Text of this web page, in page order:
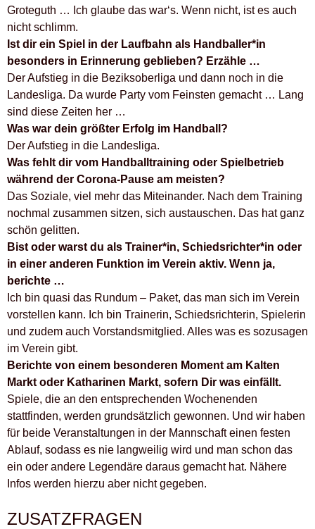
Groteguth … Ich glaube das war‘s. Wenn nicht, ist es auch
nicht schlimm.
Ist dir ein Spiel in der Laufbahn als Handballer*in
besonders in Erinnerung geblieben? Erzähle …
Der Aufstieg in die Beziksoberliga und dann noch in die
Landesliga. Da wurde Party vom Feinsten gemacht … Lang
sind diese Zeiten her …
Was war dein größter Erfolg im Handball?
Der Aufstieg in die Landesliga.
Was fehlt dir vom Handballtraining oder Spielbetrieb
während der Corona-Pause am meisten?
Das Soziale, viel mehr das Miteinander. Nach dem Training
nochmal zusammen sitzen, sich austauschen. Das hat ganz
schön gelitten.
Bist oder warst du als Trainer*in, Schiedsrichter*in oder
in einer anderen Funktion im Verein aktiv. Wenn ja,
berichte …
Ich bin quasi das Rundum – Paket, das man sich im Verein
vorstellen kann. Ich bin Trainerin, Schiedsrichterin, Spielerin
und zudem auch Vorstandsmitglied. Alles was es sozusagen
im Verein gibt.
Berichte von einem besonderen Moment am Kalten
Markt oder Katharinen Markt, sofern Dir was einfällt.
Spiele, die an den entsprechenden Wochenenden
stattfinden, werden grundsätzlich gewonnen. Und wir haben
für beide Veranstaltungen in der Mannschaft einen festen
Ablauf, sodass es nie langweilig wird und man schon das
ein oder andere Legendäre daraus gemacht hat. Nähere
Infos werden hierzu aber nicht gegeben.
ZUSATZFRAGEN